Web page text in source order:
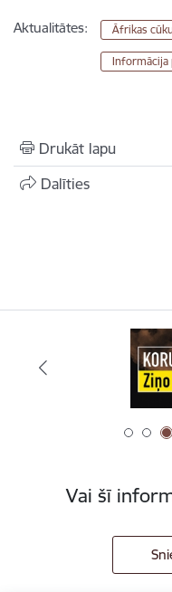
Aktualitātes: Āfrikas
Informācija
Drukāt lapu
Dalīties
Vai šī